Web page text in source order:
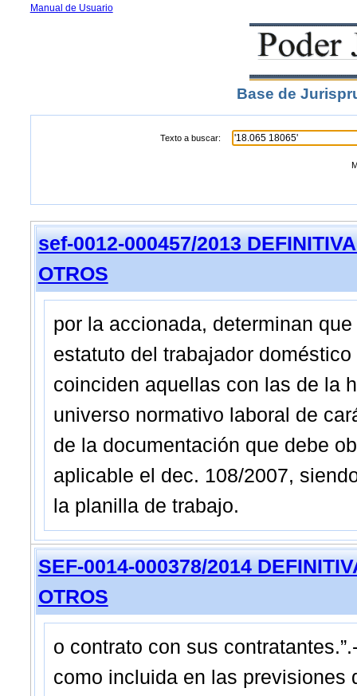
Manual de Usuario
Base de
Texto a buscar:
sef-0012-000457/2013
OTROS
por la accionada, determinan
estatuto del trabajador
coinciden aquellas con las de la
universo normativo laboral de
de la documentación que debe
aplicable el dec. 108/2007,
la planilla de trabajo.
SEF-0014-000378/2014
OTROS
o contrato con sus
como incluida en las previsiones